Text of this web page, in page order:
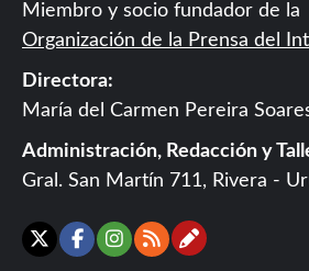
Miembro y socio fundador de la
Organización de la Prensa del
Directora:
María del Carmen Pereira
Administración, Redacción y
Gral. San Martín 711, Rivera -
X Facebook
Instagram
RSS